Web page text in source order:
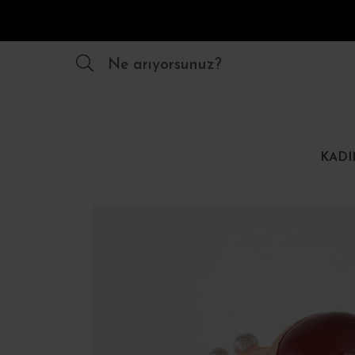
Ne arıyorsunuz?